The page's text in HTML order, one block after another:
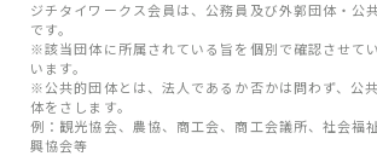
ジチタイワークス会員は、公務員及び外郭団体・公
です。
※該当団体に所属されている旨を個別で確認させて
います。
※公共的団体とは、法人であるか否かは問わず、公
体をさします。
例：観光協会、農協、商工会、商工会議所、社会福
興協会等